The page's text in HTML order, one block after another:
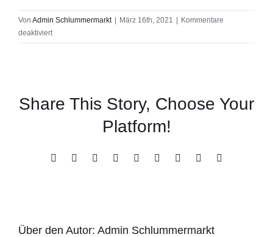
Von Admin Schlummermarkt März 16th, 2021
Kommentare
deaktiviertfür
Share This Story, Choose Your
Platform!
Facebook
X RedditLinkedInWhatsApp
TumblrPinterest
Vk
E-
Über den Autor: Admin Schlummermarkt